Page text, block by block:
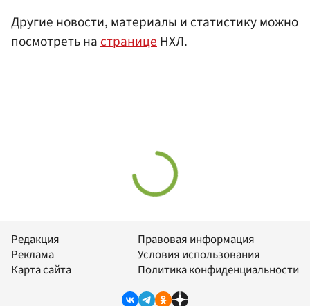
Другие новости, материалы и статистику можно
посмотреть на странице НХЛ.
Редакция
Реклама
Карта сайта
Правовая информация
Условия использования
Политика конфиденциальности